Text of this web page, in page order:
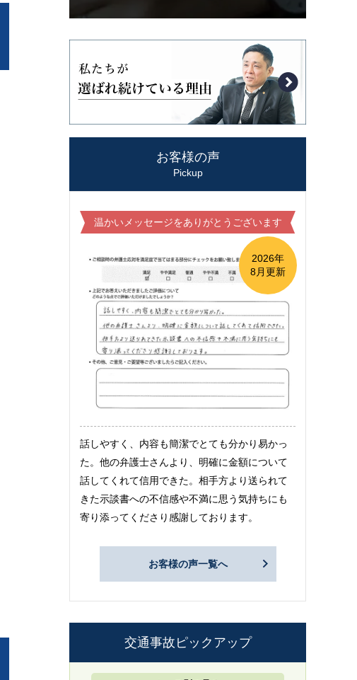
お客様の声
Pickup
温かいメッセージをありがとうございます
2026年
8月更新
話しやすく、内容も簡潔でとても分かり易かっ
た。他の弁護士さんより、明確に金額について
話してくれて信用できた。相手方より送られて
きた示談書への不信感や不満に思う気持ちにも
寄り添ってくださり感謝しております。
お客様の声一覧へ
交通事故ピックアップ